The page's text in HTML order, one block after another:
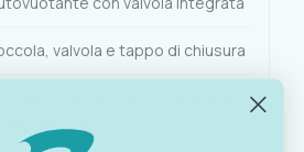
valvola e tappo di chiusura